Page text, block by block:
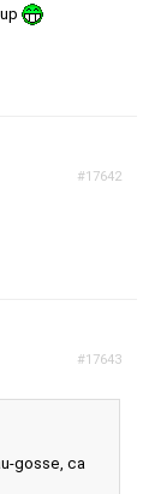
#17642
#17643
gosse, ca